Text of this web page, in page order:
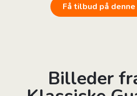
Få tilbud på
Billeder